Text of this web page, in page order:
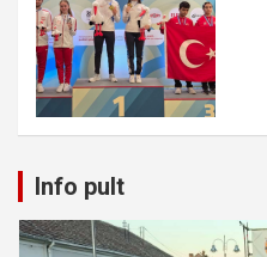
Info pult